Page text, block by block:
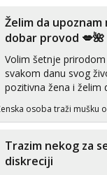
U mojoj raznolikoj
pranaći nešto po
s kolegica...
Želim da upoznam
dobar provod 💋🌺
Volim šetnje
svakom danu svog
pozitivna žena i želim
može i nešto više.💋🌺
osoba traži mušku
Trazim nekog za
diskreciji